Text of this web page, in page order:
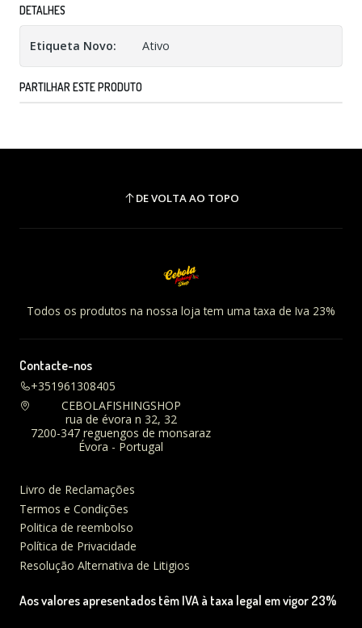
DETALHES
Etiqueta Novo: Ativo
PARTILHAR ESTE PRODUTO
DE VOLTA AO TOPO
Todos os produtos na nossa loja tem uma taxa de Iva 23%
Contacte-nos
+351961308405
CEBOLAFISHINGSHOP
rua de évora n 32, 32
7200-347 reguengos de monsaraz
Évora - Portugal
Livro de Reclamações
Termos e Condições
Politica de reembolso
Política de Privacidade
Resolução Alternativa de Litigios
Aos valores apresentados têm IVA à taxa legal em vigor 23%